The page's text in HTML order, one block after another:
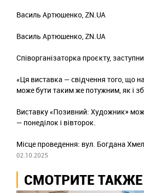
Василь Артюшенко, ZN.UA
Василь Артюшенко, ZN.UA
Співорганізаторка проєкту,
«Ця виставка — свідчення того, що
може бути таким же потужним, як і
Виставку «Позивний: Художник»
— понеділок і вівторок.
Місце проведення: вул. Богдана
02.10.2025
СМОТРИТЕ ТАКЖЕ